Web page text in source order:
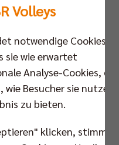
2024 war
Paris stand die bis
auf der großen
Turnieren hat sich
einen Startplatz bei
nachdem sich
einen Schlussstrich
Volleys
notwendige Cookies,
sie wie erwartet
Analyse-Cookies, die
Besucher sie nutzen,
zu bieten.
klicken, stimmen